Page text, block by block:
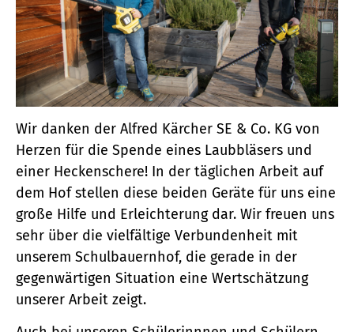
Wir danken der Alfred Kärcher SE & Co. KG von
Herzen für die Spende eines Laubbläsers und
einer Heckenschere! In der täglichen Arbeit auf
dem Hof stellen diese beiden Geräte für uns eine
große Hilfe und Erleichterung dar. Wir freuen uns
sehr über die vielfältige Verbundenheit mit
unserem Schulbauernhof, die gerade in der
gegenwärtigen Situation eine Wertschätzung
unserer Arbeit zeigt.